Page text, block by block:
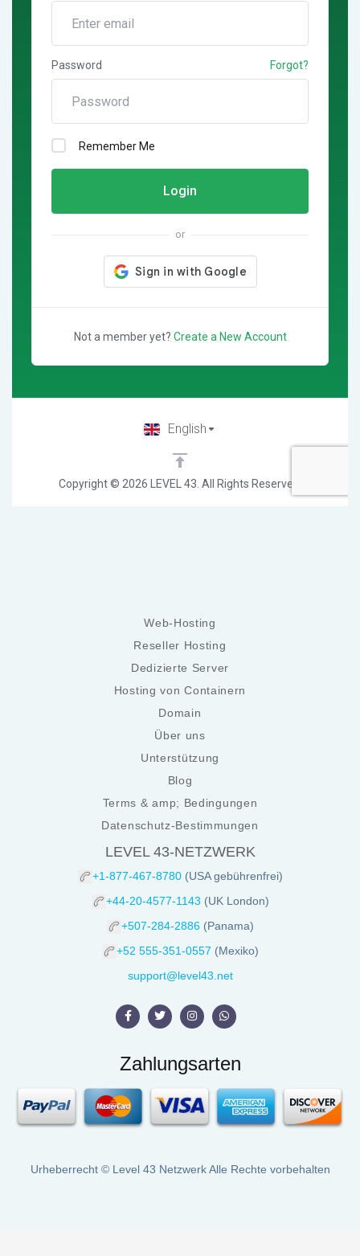
Web-Hosting
Reseller Hosting
Dedizierte Server
Hosting von Containern
Domain
Über uns
Unterstützung
Blog
Terms & amp; Bedingungen
Datenschutz-Bestimmungen
LEVEL 43-NETZWERK
+1-877-467-8780 (USA gebührenfrei)
+44-20-4577-1143 (UK London)
+507-284-2886 (Panama)
+52 555-351-0557 (Mexiko)
support@level43.net
Zahlungsarten
Urheberrecht © Level 43 NetzwerkAlle Rechte vorbehalten